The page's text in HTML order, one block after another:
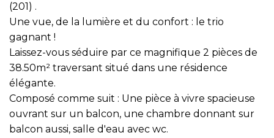
(201) .
Une vue, de la lumière et du confort : le trio
gagnant !
Laissez-vous séduire par ce magnifique 2 pièces de
38.50m² traversant situé dans une résidence
élégante.
Composé comme suit : Une pièce à vivre spacieuse
ouvrant sur un balcon, une chambre donnant sur
balcon aussi, salle d'eau avec wc.